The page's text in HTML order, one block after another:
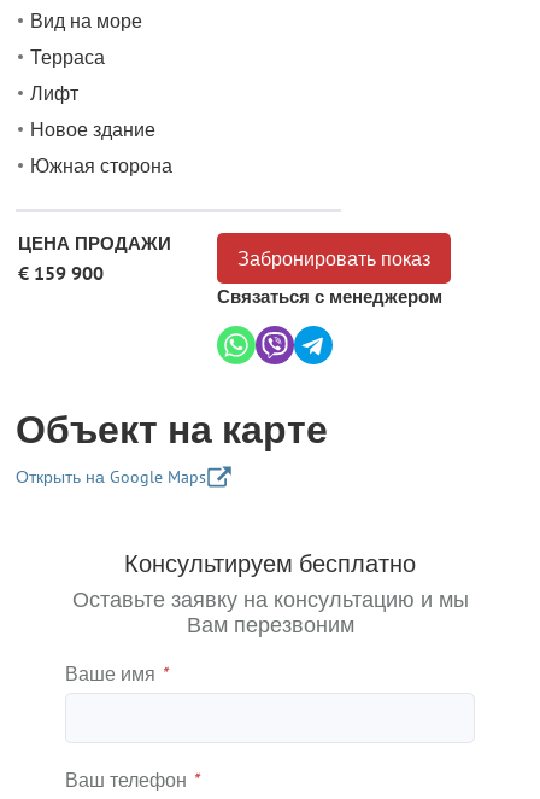
Вид на море
Терраса
Лифт
Новое здание
Южная сторона
ЦЕНА ПРОДАЖИ
€ 159 900
Забронировать показ
Связаться с менеджером
Объект на карте
Открыть на Google Maps
Консультируем бесплатно
Оставьте заявку на консультацию и мы
Вам перезвоним
Ваше имя *
Ваш телефон *